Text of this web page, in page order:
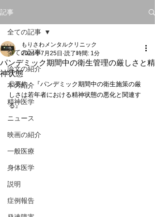
記事
全ての記事
論文の紹介
本の紹介
精神医学
ニュース
映画の紹介
一般医療
身体医学
説明
症例報告
全ての記事
パンデミック期間中の衛生管理の厳しさと精
神状態
もりさわメンタルクリニック
2024年7月25日 読了時間: 1分
◎要約：『パンデミック期間中の衛生施策の厳
しさは若年者における精神状態の悪化と関連す
る』